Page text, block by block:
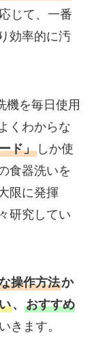
じて、一番
効率的に汚
機を毎日使用
くわからな
ド」しか使
食器洗いを
限に発揮
研究してい
操作方法か
、 おすすめ
きます。